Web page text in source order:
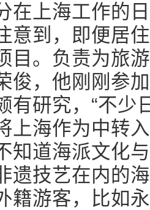
在上海工作的
意到，即便居
目。负责为旅
俊，他刚刚参
有研究，“不少
上海作为中转
知道海派文化
遗技艺在内的
籍游客，比如